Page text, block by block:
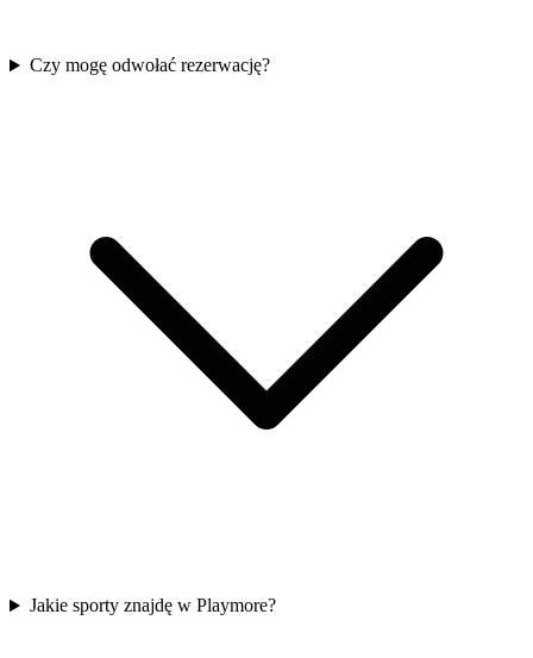
Czy mogę odwołać rezerwację?
Jakie sporty znajdę w Playmore?